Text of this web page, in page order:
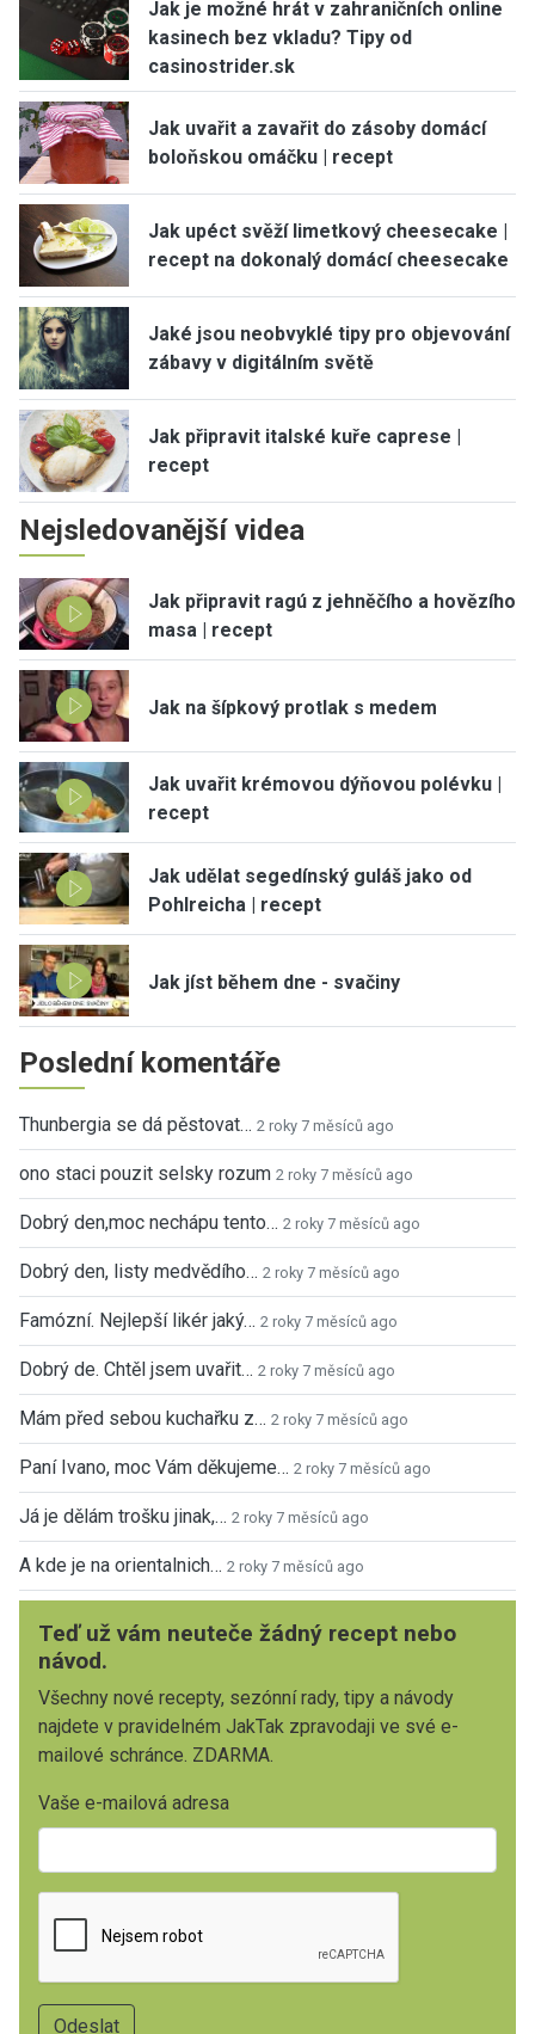
Jak je možné hrát v zahraničních online
kasinech bez vkladu? Tipy od
casinostrider.sk
Jak uvařit a zavařit do zásoby domácí
boloňskou omáčku | recept
Jak upéct svěží limetkový cheesecake |
recept na dokonalý domácí cheesecake
Jaké jsou neobvyklé tipy pro objevování
zábavy v digitálním světě
Jak připravit italské kuře caprese |
recept
Nejsledovanější videa
Jak připravit ragú z jehněčího a hovězího
masa | recept
Jak na šípkový protlak s medem
Jak uvařit krémovou dýňovou polévku |
recept
Jak udělat segedínský guláš jako od
Pohlreicha | recept
Jak jíst během dne - svačiny
Poslední komentáře
Thunbergia se dá pěstovat… 2 roky 7 měsíců ago
ono staci pouzit selsky rozum 2 roky 7 měsíců ago
Dobrý den,moc nechápu tento… 2 roky 7 měsíců ago
Dobrý den, listy medvědího… 2 roky 7 měsíců ago
Famózní. Nejlepší likér jaký… 2 roky 7 měsíců ago
Dobrý de. Chtěl jsem uvařit… 2 roky 7 měsíců ago
Mám před sebou kuchařku z… 2 roky 7 měsíců ago
Paní Ivano, moc Vám děkujeme… 2 roky 7 měsíců ago
Já je dělám trošku jinak,… 2 roky 7 měsíců ago
A kde je na orientalnich… 2 roky 7 měsíců ago
Teď už vám neuteče žádný recept nebo
návod.
Všechny nové recepty, sezónní rady, tipy a návody
najdete v pravidelném JakTak zpravodaji ve své e-
mailové schránce. ZDARMA.
Vaše e-mailová adresa